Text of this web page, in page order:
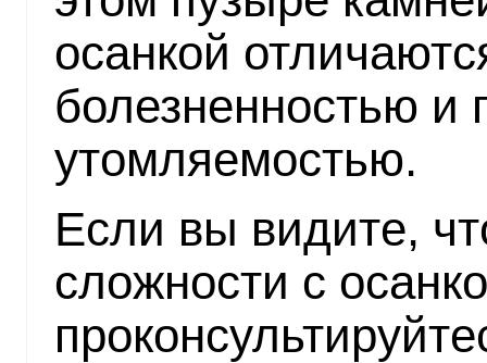
осанкой
болезненностью
утомляемостью.
Если вы видите,
сложности с